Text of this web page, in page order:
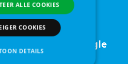
4,5 op Google
ALLE COOKIES
COOKIES
DETAILS